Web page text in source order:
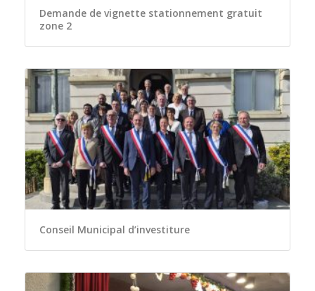
Demande de vignette stationnement gratuit
zone 2
Conseil Municipal d’investiture